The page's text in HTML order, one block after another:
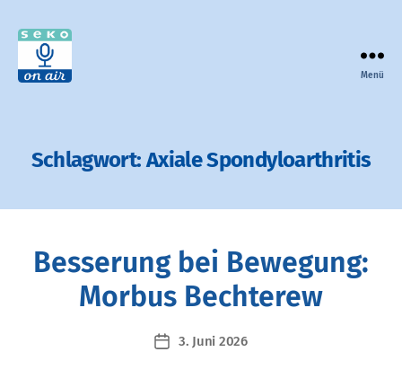
der
zur
Bayern
Menü
Schlagwort: Axiale Spondyloarthritis
Besserung bei Bewegung:
Morbus Bechterew
Veröffentlichungsdatum
3. Juni 2026